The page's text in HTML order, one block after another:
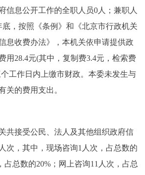
息公开工作的全职人员0人；兼职人
底，按照《条例》和《北京市行政机关
息收费办法》，本机关依申请提供政
用28.4元(其中，复制费3.4元，检索费
工作日内上缴市财政。本委未发生与
关的费用支出。
接受公民、法人及其他组织政府信
次，其中，现场咨询1人次，占总数的
占总数的20%；网上咨询11人次，占总